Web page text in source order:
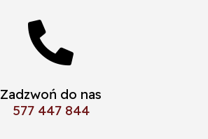

Zadzwoń do nas
577 447 844